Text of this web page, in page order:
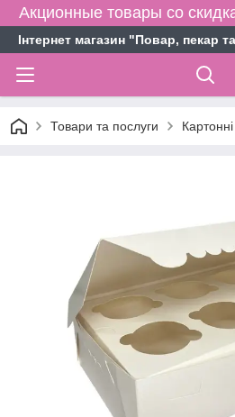
Акционные товары со
Інтернет магазин "Повар, пекар
Товари та послуги